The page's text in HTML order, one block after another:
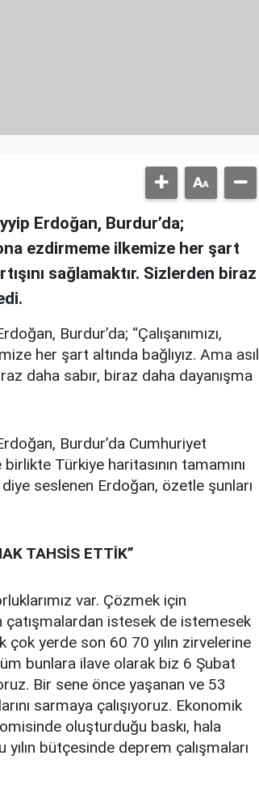
Erdoğan, Burdur’da;
ezdirmeme ilkemize her şart
sağlamaktır. Sizlerden biraz
Burdur’da; “Çalışanımızı,
her şart altında bağlıyız. Ama asıl
daha sabır, biraz daha dayanışma
Burdur’da Cumhuriyet
Türkiye haritasının tamamını
diye seslenen Erdoğan, özetle şunları
TAHSİS ETTİK”
var. Çözmek için
çatışmalardan istesek de istemesek
yerde son 60 70 yılın zirvelerine
bunlara ilave olarak biz 6 Şubat
Bir sene önce yaşanan ve 53
sarmaya çalışıyoruz. Ekonomik
oluşturduğu baskı, hala
bütçesinde deprem çalışmaları